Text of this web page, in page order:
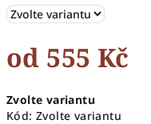
od 555 Kč
cena:
Zvolte variantu
Kód: Zvolte variantu